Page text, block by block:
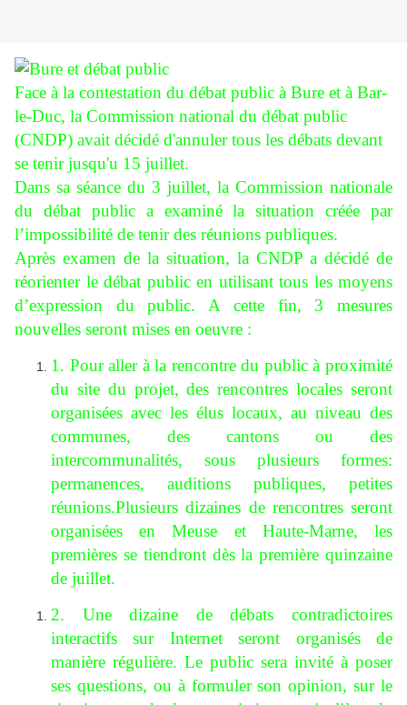
Face à la contestation du débat public à Bure et à Bar-
le-Duc, la Commission national du débat public
(CNDP) avait décidé d'annuler tous les débats devant
se tenir jusqu'u 15 juillet.
Dans sa séance du 3 juillet, la Commission nationale
du débat public a examiné la situation créée par
l’impossibilité de tenir des réunions publiques.
Après examen de la situation, la CNDP a décidé de
réorienter le débat public en utilisant tous les moyens
d’expression du public. A cette fin, 3 mesures
nouvelles seront mises en oeuvre :
1. Pour aller à la rencontre du public à proximité
du site du projet, des rencontres locales seront
organisées avec les élus locaux, au niveau des
communes, des cantons ou des
intercommunalités, sous plusieurs formes:
permanences, auditions publiques, petites
réunions.Plusieurs dizaines de rencontres seront
organisées en Meuse et Haute-Marne, les
premières se tiendront dès la première quinzaine
de juillet.
2. Une dizaine de débats contradictoires
interactifs sur Internet seront organisés de
manière régulière. Le public sera invité à poser
ses questions, ou à formuler son opinion, sur le